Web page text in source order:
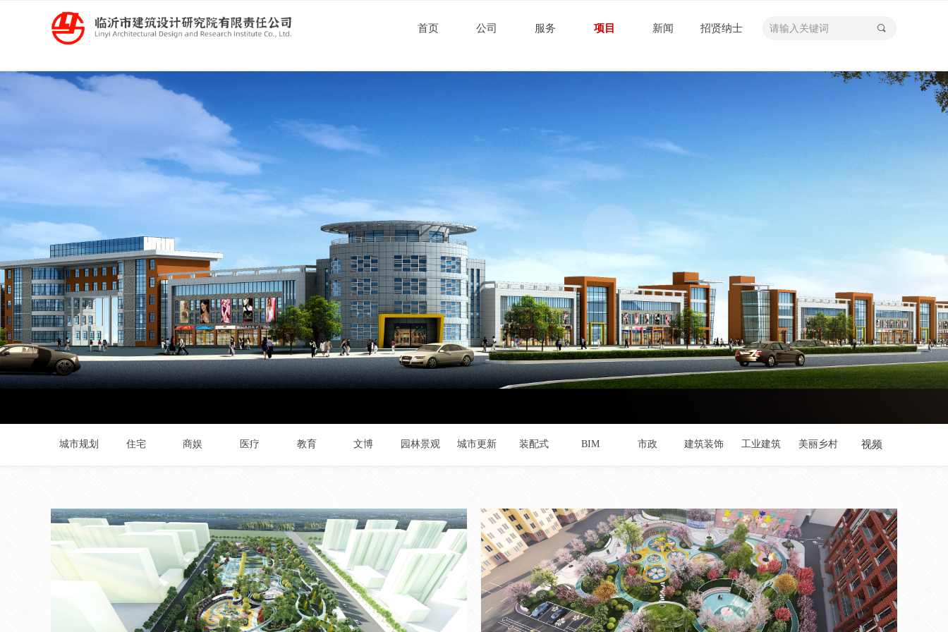
끠
首页 公司 服务 项目 新闻 招贤纳士
视频
城市规划 住宅 商娱 医疗 教育 文博 园林景观 城市更新 装配式 BIM 市政 建筑装饰 工业建筑 美丽乡村